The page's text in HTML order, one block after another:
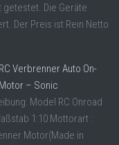
getestet. Die Geräte
Der Preis ist Rein Netto
Verbrenner Auto On-
– Sonic
Model RC Onroad
1:10 Mottorart :
Motor(Made in